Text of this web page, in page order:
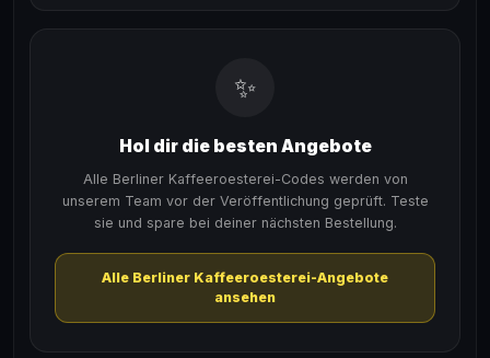
✨
Hol dir die besten Angebote
Alle Berliner Kaffeeroesterei-Codes werden von
unserem Team vor der Veröffentlichung geprüft. Teste
sie und spare bei deiner nächsten Bestellung.
Alle Berliner Kaffeeroesterei-Angebote
ansehen